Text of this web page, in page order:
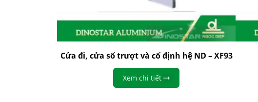
Cửa đi, cửa sổ trượt và cố định hệ ND – XF93
Xem chi tiết